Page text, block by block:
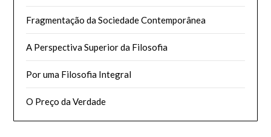
Fragmentação da Sociedade Contemporânea
A Perspectiva Superior da Filosofia
Por uma Filosofia Integral
O Preço da Verdade